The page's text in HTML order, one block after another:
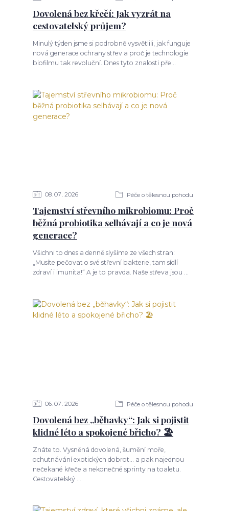
Dovolená bez křečí: Jak vyzrát na
cestovatelský průjem?
Minulý týden jsme si podrobně vysvětlili, jak funguje
nová generace ochrany střev a proč je technologie
biofilmu tak revoluční. Dnes tyto znalosti pře...
08 07 2026 Péče o tělesnou pohodu
Tajemství střevního mikrobiomu: Proč
běžná probiotika selhávají a co je nová
generace?
Všichni to dnes a denně slyšíme ze všech stran:
„Musíte pečovat o své střevní bakterie, tam sídlí
zdraví i imunita!“ A je to pravda. Naše střeva jsou ...
06 07 2026 Péče o tělesnou pohodu
Dovolená bez „běhavky“: Jak si pojistit
klidné léto a spokojené břicho? 🏖️
Znáte to. Vysněná dovolená, šumění moře,
ochutnávání exotických dobrot... a pak najednou
nečekané křeče a nekonečné sprinty na toaletu.
Cestovatelský ...